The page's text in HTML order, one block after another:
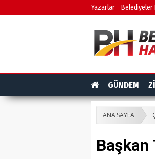
Yazarlar Belediyeler
GÜNDEM
ANA SAYFA
Başkan